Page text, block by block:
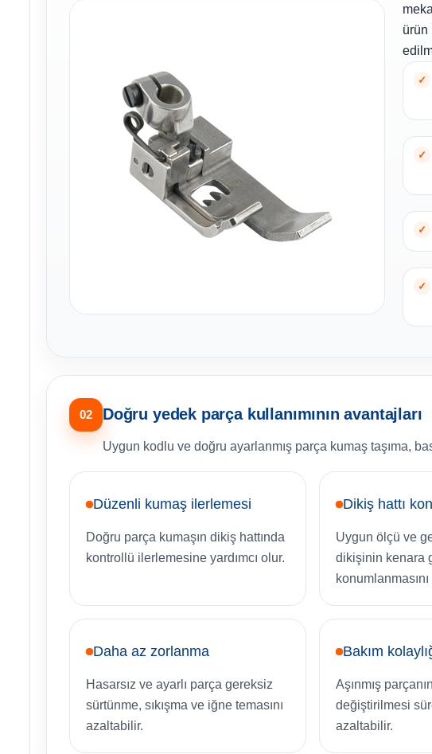
ürün
02 Doğru yedek parça kullanımının avantajları
Uygun kodlu ve doğru ayarlanmış parça kumaş taşıma,
Düzenli kumaş ilerlemesi
Doğru parça kumaşın dikiş hattında
kontrollü ilerlemesine yardımcı olur.
Dikiş hattı
Uygun ölçü ve
dikişinin kenara
Daha az zorlanma
Hasarsız ve ayarlı parça gereksiz
sürtünme, sıkışma ve iğne temasını
azaltabilir.
Bakım
Aşınmış
değiştirilmesi
azaltabilir.